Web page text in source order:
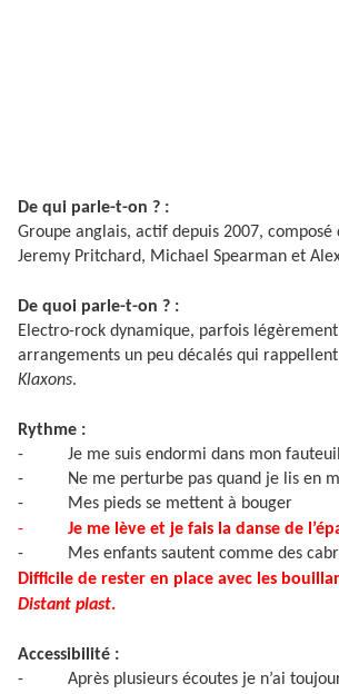
De qui parle-t-on ? :
Groupe anglais, actif depuis 2007, composé
Jeremy Pritchard, Michael Spearman et
De quoi parle-t-on ? :
Electro-rock dynamique, parfois
arrangements un peu décalés qui
Klaxons.
Rythme :
-
Je me suis endormi dans mon fauteuil
-
Ne me perturbe pas quand je lis en
-
Mes pieds se mettent à bouger
-
Je me lève et je fais la danse de
-
Mes enfants sautent comme des
Difficile de rester en place avec les
Distant plast.
Accessibilité :
-
Après plusieurs écoutes je n’ai